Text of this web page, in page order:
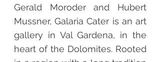
Gerald Moroder and Hubert
Mussner, Galaria Cater is an art
gallery in Val Gardena, in the
heart of the Dolomites. Rooted